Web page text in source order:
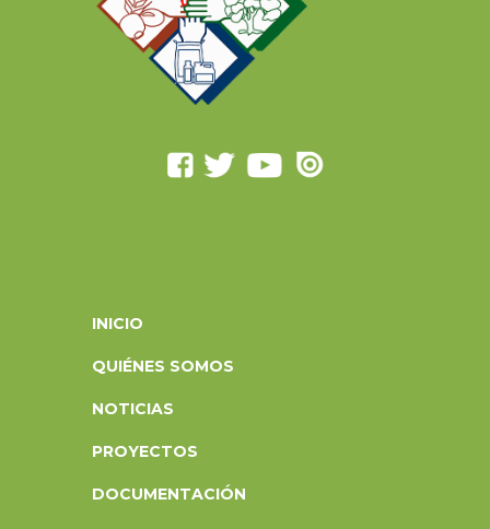
INICIO
QUIÉNES SOMOS
NOTICIAS
PROYECTOS
DOCUMENTACIÓN